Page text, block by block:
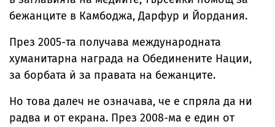
бежанците в Камбоджа, Дарфур и Йордания.
През 2005-та получава международната
хуманитарна награда на Обединените Нации,
за борбата ѝ за правата на бежанците.
Но това далеч не означава, че е спряла да ни
радва и от екрана. През 2008-ма е един от